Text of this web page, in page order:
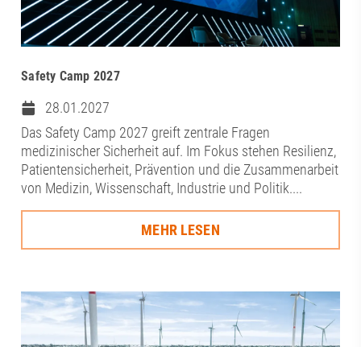
Safety Camp 2027
28.01.2027
Das Safety Camp 2027 greift zentrale Fragen
medizinischer Sicherheit auf. Im Fokus stehen Resilienz,
Patientensicherheit, Prävention und die Zusammenarbeit
von Medizin, Wissenschaft, Industrie und Politik....
MEHR LESEN